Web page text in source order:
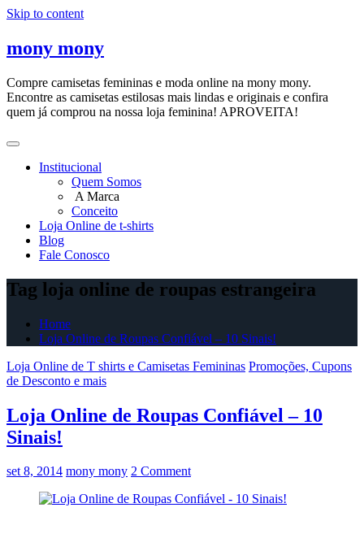
Skip to content
mony mony
Compre camisetas femininas e moda online na mony mony.
Encontre as camisetas estilosas mais lindas e originais e confira
quem já comprou na nossa loja feminina! APROVEITA!
Institucional
Quem Somos
A Marca
Conceito
Loja Online de t-shirts
Blog
Fale Conosco
Tag loja online de roupas estrangeira
Home
Loja Online de Roupas Confiável – 10 Sinais!
Loja Online de T shirts e Camisetas Femininas Promoções, Cupons
de Desconto e mais
Loja Online de Roupas Confiável – 10
Sinais!
set 8, 2014 mony mony 2 Comment